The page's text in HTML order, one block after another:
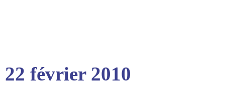
22 février 2010